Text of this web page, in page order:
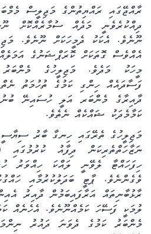
ރާއްޖޭގައި ރައްޔިތުންގެ މަޖިލީސް
ދިއްކުރެވެނީ މަދެއް ސުމާރެއްކޮށް
ނޫނެވެ. އެކަކު ދެމީހަކަށް ނޫނެވެ.
އެއްވެސް ގޮތަކަށް ކޮރަޕްޝަނުގެ
މީހަކު މަދެވެ. މަޖިލީހުގެ
ފަސާދައެއް ހިންގި ކަމުގެ ތުހުމަތު
ދާއިރާގެ މެންބަރ އަލީ ހުސައިނޭ
ކަމާމެދަކު ޝައްކެއް ނެތެވެ.
މަޖިލީހުގެ ތެރޭގައި ހިނގާ ބާރު
ހިފަހައްޓާ ލެވޭނީ ލައްކަ ހިއްވަރު
ވެގެންނެވެ. ޕާޓީ ބަދަލުކުރުމާއި
ރާޅުބާނިތައް އަރާފައިބަމުން ދާއިރު
ލުމަކީ ފަސޭހަ ކަމެއްނޫނެވެ. އެހެނެއް
މެންބަރު ކަމުގެ ދެވަނަ ދައުރު